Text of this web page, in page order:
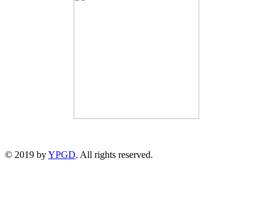
© 2019 byYPGD. All rights reserved.